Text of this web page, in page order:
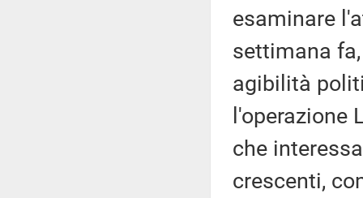
esaminare
settimana
agibilità
l'operazione
che
crescenti,